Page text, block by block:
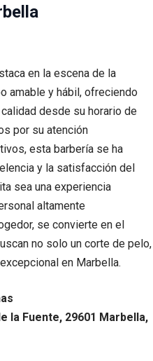
en la escena de la
amable y hábil, ofreciendo
desde su horario de
por su atención
esta barbería se ha
y la satisfacción del
sea una experiencia
altamente
se convierte en el
no solo un corte de pelo,
en Marbella.
la Fuente, 29601 Marbella,